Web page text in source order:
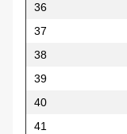
36
37
38
39
40
41